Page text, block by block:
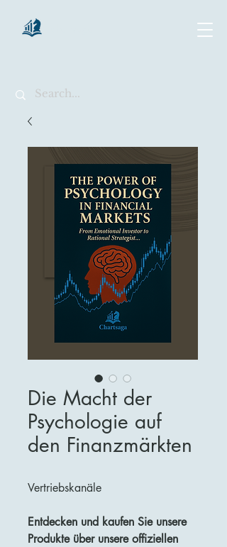
Die Macht der
Psychologie auf
den Finanzmärkten
Vertriebskanäle
Entdecken und kaufen Sie unsere
Produkte über unsere offiziellen